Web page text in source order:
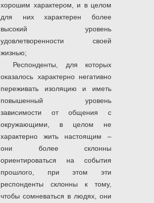
хорошим характером, и в целом
для них характерен более
высокий уровень
удовлетворенности своей
жизнью;
Респонденты, для которых
оказалось характерно негативно
переживать изоляцию и иметь
повышенный уровень
зависимости от общения с
окружающими, в целом не
характерно жить настоящим –
они более склонны
ориентироваться на события
прошлого, при этом эти
респонденты склонны к тому,
чтобы сомневаться в людях, они